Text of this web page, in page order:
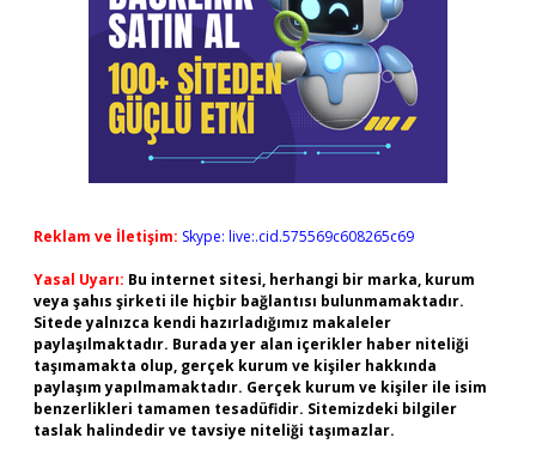
Reklam ve İletişim: Skype: live:.cid.575569c608265c69
Yasal Uyarı: Bu internet sitesi, herhangi bir marka, kurum
veya şahıs şirketi ile hiçbir bağlantısı bulunmamaktadır.
Sitede yalnızca kendi hazırladığımız makaleler
paylaşılmaktadır. Burada yer alan içerikler haber niteliği
taşımamakta olup, gerçek kurum ve kişiler hakkında
paylaşım yapılmamaktadır. Gerçek kurum ve kişiler ile isim
benzerlikleri tamamen tesadüfidir. Sitemizdeki bilgiler
taslak halindedir ve tavsiye niteliği taşımazlar.